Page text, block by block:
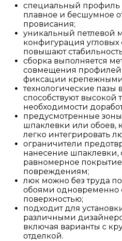
специальный профиль
плавное и бесшумное
провисания;
уникальный петлевой
конфигурация
повышают
сборка выполняется
совмещения
фиксации
технологические пазы
способствуют высокой
необходимости
предусмотренные
шпаклевки или обоев,
легко интегрировать
ограничители
нанесение шпаклевки,
равномерное
повреждениям;
люк можно без труда
обоями одновременно
поверхностью;
подходит для
различными
включая варианты с
отделкой.